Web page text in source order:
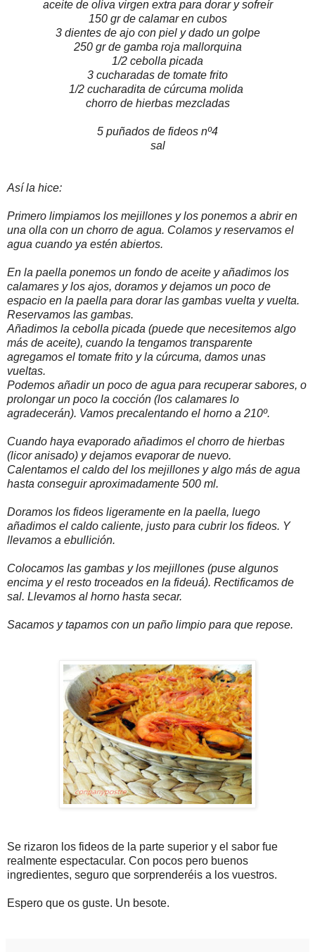
aceite de oliva virgen extra para dorar y sofreír
150 gr de calamar en cubos
3 dientes de ajo con piel y dado un golpe
250 gr de gamba roja mallorquina
1/2 cebolla picada
3 cucharadas de tomate frito
1/2 cucharadita de cúrcuma molida
chorro de hierbas mezcladas
5 puñados de fideos nº4
sal
Así la hice:
Primero limpiamos los mejillones y los ponemos a abrir en
una olla con un chorro de agua. Colamos y reservamos el
agua cuando ya estén abiertos.
En la paella ponemos un fondo de aceite y añadimos los
calamares y los ajos, doramos y dejamos un poco de
espacio en la paella para dorar las gambas vuelta y vuelta.
Reservamos las gambas.
Añadimos la cebolla picada (puede que necesitemos algo
más de aceite), cuando la tengamos transparente
agregamos el tomate frito y la cúrcuma, damos unas
vueltas.
Podemos añadir un poco de agua para recuperar sabores, o
prolongar un poco la cocción (los calamares lo
agradecerán). Vamos precalentando el horno a 210º.
Cuando haya evaporado añadimos el chorro de hierbas
(licor anisado) y dejamos evaporar de nuevo.
Calentamos el caldo del los mejillones y algo más de agua
hasta conseguir aproximadamente 500 ml.
Doramos los fideos ligeramente en la paella, luego
añadimos el caldo caliente, justo para cubrir los fideos. Y
llevamos a ebullición.
Colocamos las gambas y los mejillones (puse algunos
encima y el resto troceados en la fideuá). Rectificamos de
sal. Llevamos al horno hasta secar.
Sacamos y tapamos con un paño limpio para que repose.
Se rizaron los fideos de la parte superior y el sabor fue
realmente espectacular. Con pocos pero buenos
ingredientes, seguro que sorprenderéis a los vuestros.
Espero que os guste. Un besote.